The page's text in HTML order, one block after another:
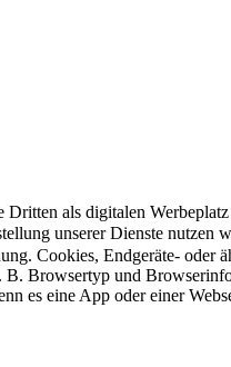
als digitalen
unserer Dienste nutzen
Cookies, Endgeräte-
Browsertyp und
es eine App oder einer